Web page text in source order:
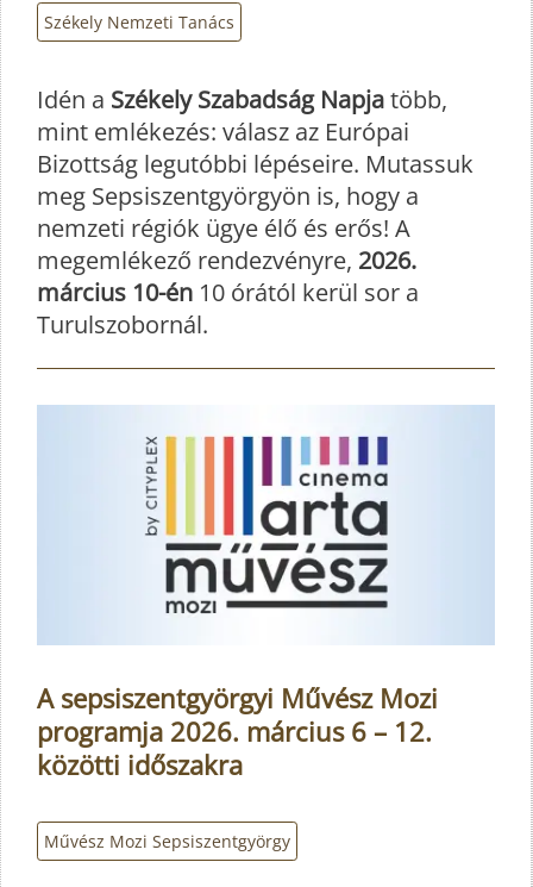
Székely Nemzeti Tanács
Idén a Székely Szabadság Napjatöbb,
mint emlékezés: válasz az Európai
Bizottság legutóbbi lépéseire. Mutassuk
meg Sepsiszentgyörgyön is, hogy a
nemzeti régiók ügye élő és erős! A
megemlékező rendezvényre, 2026.
március 10-én 10 órától kerül sor a
Turulszobornál.
A sepsiszentgyörgyi Művész Mozi
programja 2026. március 6 – 12.
közötti időszakra
Művész Mozi Sepsiszentgyörgy